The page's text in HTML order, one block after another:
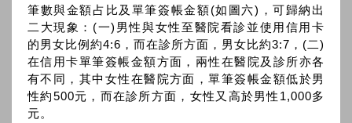
筆數與金額占比及單筆簽帳金額(如圖六)，可歸納出
二大現象：(一)男性與女性至醫院看診並使用信用卡
的男女比例約4:6，而在診所方面，男女比約3:7，(二)
在信用卡單筆簽帳金額方面，兩性在醫院及診所亦各
有不同，其中女性在醫院方面，單筆簽帳金額低於男
性約500元，而在診所方面，女性又高於男性1,000多
元。